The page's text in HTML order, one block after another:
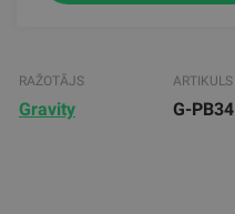
RAŽOTĀJS
Gravity
ARTIKULS
G-PB34